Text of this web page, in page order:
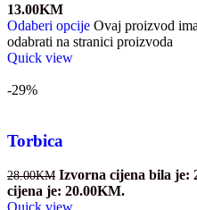
13.00KM
Odaberi opcije Ovaj proizvod
odabrati na stranici proizvoda
Quick view
-29%
Torbica
28.00KM Izvorna cijena bila je:
cijena je: 20.00KM.